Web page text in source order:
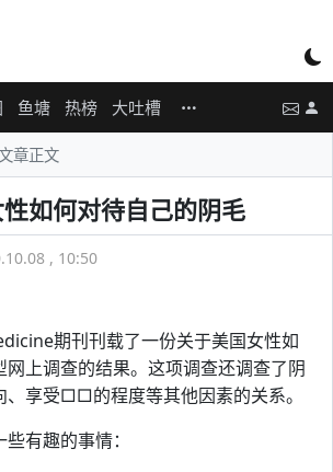
鱼塘 热榜 大吐槽
章正文
如何对待自己的阴毛
, 10:50
期刊刊载了一份关于美国女性如
网上调查的结果。这项调查还调查了阴
、享受□□的程度等其他因素的关系。
有趣的事情：